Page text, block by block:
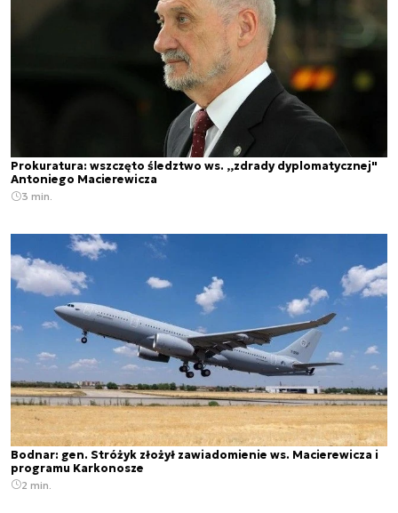
Prokuratura: wszczęto śledztwo ws. ,,zdrady dyplomatycznej"
Antoniego Macierewicza
3 min.
Bodnar: gen. Stróżyk złożył zawiadomienie ws. Macierewicza i
programu Karkonosze
2 min.